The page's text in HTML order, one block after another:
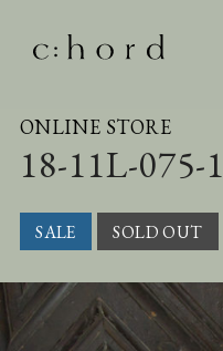
ONLINE STORE
18-11L-075-1